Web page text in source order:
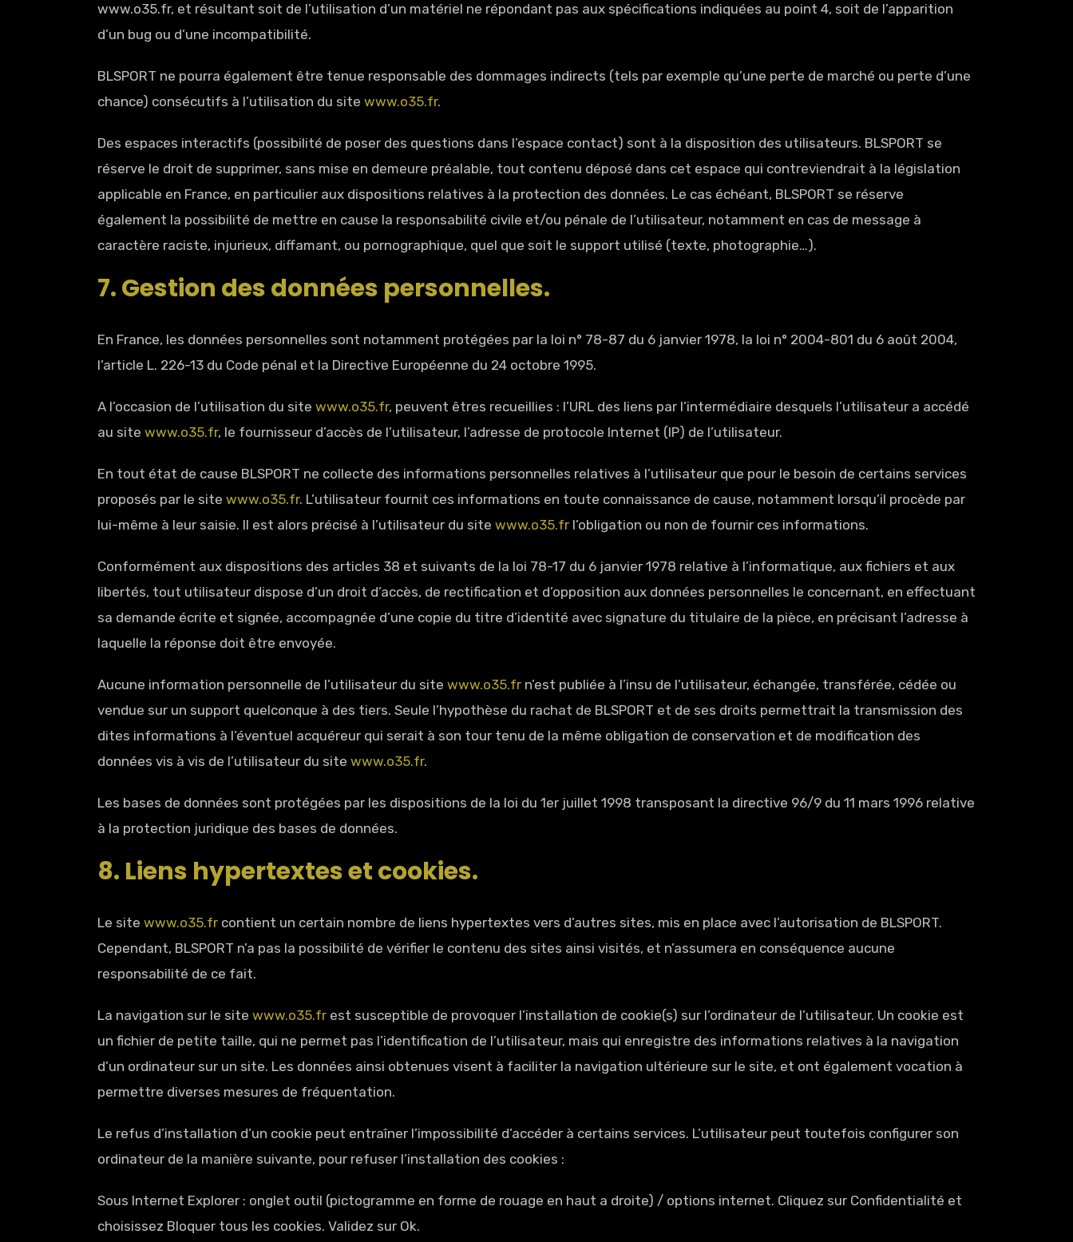
www.o35.fr, et résultant soit de l’utilisation d’un matériel ne répondant pas aux spécifications indiquées au point 4, soit de l’apparition
d’un bug ou d’une incompatibilité.
BLSPORT ne pourra également être tenue responsable des dommages indirects (tels par exemple qu’une perte de marché ou perte d’une
chance) consécutifs à l’utilisation du site www.o35.fr.
Des espaces interactifs (possibilité de poser des questions dans l’espace contact) sont à la disposition des utilisateurs. BLSPORT se
réserve le droit de supprimer, sans mise en demeure préalable, tout contenu déposé dans cet espace qui contreviendrait à la législation
applicable en France, en particulier aux dispositions relatives à la protection des données. Le cas échéant, BLSPORT se réserve
également la possibilité de mettre en cause la responsabilité civile et/ou pénale de l’utilisateur, notamment en cas de message à
caractère raciste, injurieux, diffamant, ou pornographique, quel que soit le support utilisé (texte, photographie…).
7. Gestion des données personnelles.
En France, les données personnelles sont notamment protégées par la loi n° 78-87 du 6 janvier 1978, la loi n° 2004-801 du 6 août 2004,
l’article L. 226-13 du Code pénal et la Directive Européenne du 24 octobre 1995.
A l’occasion de l’utilisation du site www.o35.fr, peuvent êtres recueillies : l’URL des liens par l’intermédiaire desquels l’utilisateur a accédé
au site www.o35.fr, le fournisseur d’accès de l’utilisateur, l’adresse de protocole Internet (IP) de l’utilisateur.
En tout état de cause BLSPORT ne collecte des informations personnelles relatives à l’utilisateur que pour le besoin de certains services
proposés par le site www.o35.fr. L’utilisateur fournit ces informations en toute connaissance de cause, notamment lorsqu’il procède par
lui-même à leur saisie. Il est alors précisé à l’utilisateur du site www.o35.fr l’obligation ou non de fournir ces informations.
Conformément aux dispositions des articles 38 et suivants de la loi 78-17 du 6 janvier 1978 relative à l’informatique, aux fichiers et aux
libertés, tout utilisateur dispose d’un droit d’accès, de rectification et d’opposition aux données personnelles le concernant, en effectuant
sa demande écrite et signée, accompagnée d’une copie du titre d’identité avec signature du titulaire de la pièce, en précisant l’adresse à
laquelle la réponse doit être envoyée.
Aucune information personnelle de l’utilisateur du site www.o35.fr n’est publiée à l’insu de l’utilisateur, échangée, transférée, cédée ou
vendue sur un support quelconque à des tiers. Seule l’hypothèse du rachat de BLSPORT et de ses droits permettrait la transmission des
dites informations à l’éventuel acquéreur qui serait à son tour tenu de la même obligation de conservation et de modification des
données vis à vis de l’utilisateur du site www.o35.fr.
Les bases de données sont protégées par les dispositions de la loi du 1er juillet 1998 transposant la directive 96/9 du 11 mars 1996 relative
à la protection juridique des bases de données.
8. Liens hypertextes et cookies.
Le site www.o35.fr contient un certain nombre de liens hypertextes vers d’autres sites, mis en place avec l’autorisation de BLSPORT.
Cependant, BLSPORT n’a pas la possibilité de vérifier le contenu des sites ainsi visités, et n’assumera en conséquence aucune
responsabilité de ce fait.
La navigation sur le site www.o35.fr est susceptible de provoquer l’installation de cookie(s) sur l’ordinateur de l’utilisateur. Un cookie est
un fichier de petite taille, qui ne permet pas l’identification de l’utilisateur, mais qui enregistre des informations relatives à la navigation
d’un ordinateur sur un site. Les données ainsi obtenues visent à faciliter la navigation ultérieure sur le site, et ont également vocation à
permettre diverses mesures de fréquentation.
Le refus d’installation d’un cookie peut entraîner l’impossibilité d’accéder à certains services. L’utilisateur peut toutefois configurer son
ordinateur de la manière suivante, pour refuser l’installation des cookies :
Sous Internet Explorer : onglet outil (pictogramme en forme de rouage en haut a droite) / options internet. Cliquez sur Confidentialité et
choisissez Bloquer tous les cookies. Validez sur Ok.